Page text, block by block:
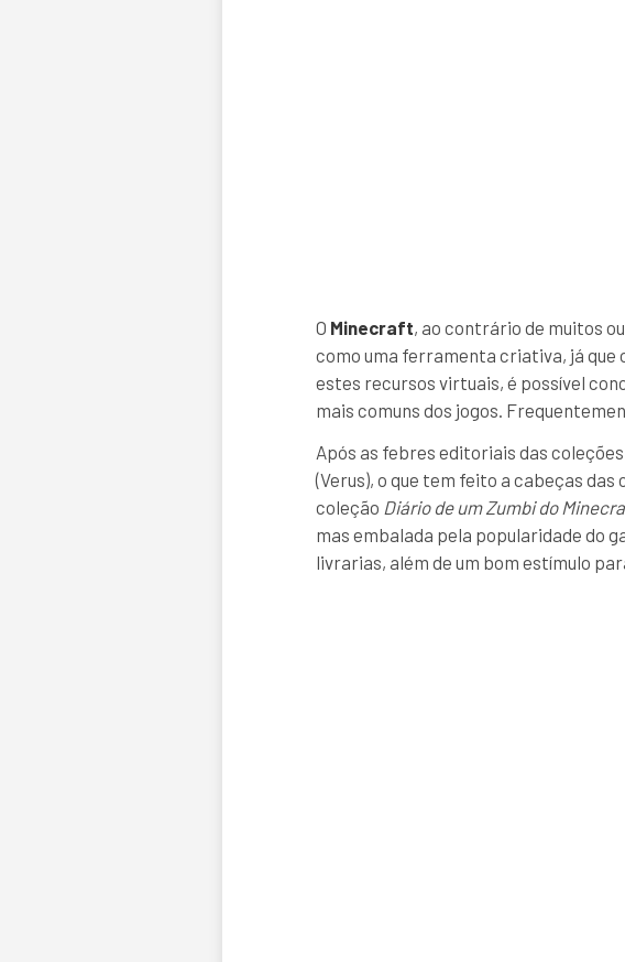
O Minecraft, ao contrário de muitos
como uma ferramenta criativa, já que
estes recursos virtuais, é possível
mais comuns dos jogos.
Após as febres editoriais das coleções
(Verus), o que tem feito a cabeças
coleção Diário de um Zumbi do
mas embalada pela popularidade do
livrarias, além de um bom estímulo